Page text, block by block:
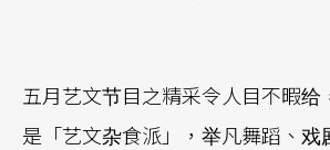
五月艺文节目之精采令人目不暇给
是「艺文杂食派」，举凡舞蹈、戏